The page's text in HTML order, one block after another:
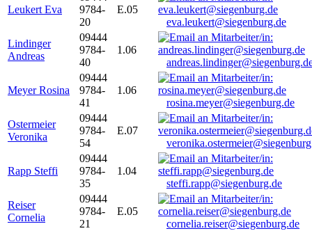
Leukert Eva
9784-
20
E.05
eva.leukert@siegenburg.de
Lindinger
Andreas
09444
9784-
40
1.06
Meyer Rosina
09444
9784-
41
1.06
rosina.meyer@siegenburg.de
Ostermeier
Veronika
09444
9784-
54
E.07
Rapp Steffi
09444
9784-
35
1.04
steffi.rapp@siegenburg.de
Reiser
Cornelia
09444
9784-
21
E.05
cornelia.reiser@siegenburg.de